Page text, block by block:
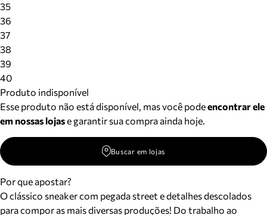
35
36
37
38
39
40
Produto indisponível
Esse produto não está disponível, mas você podeencontrar ele
em nossas lojase garantir sua compra ainda hoje.
Buscar em lojas
Por que apostar?
O clássico sneaker com pegada street e detalhes descolados
para compor as mais diversas produções! Do trabalho ao